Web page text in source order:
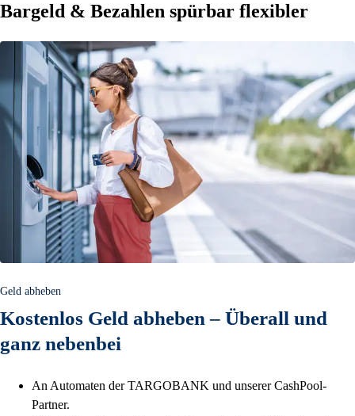
Bargeld & Bezahlen spürbar flexibler
Geld abheben
Kostenlos Geld abheben – Überall und
ganz nebenbei
An Automaten der TARGOBANK und unserer CashPool-
Partner.